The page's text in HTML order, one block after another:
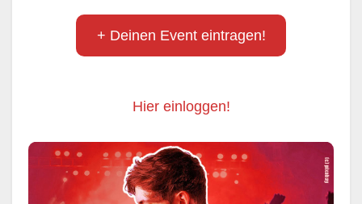
+ Deinen Event eintragen!
Hier einloggen!